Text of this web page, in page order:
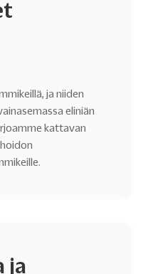
ja niiden
eliniän
kattavan
ja